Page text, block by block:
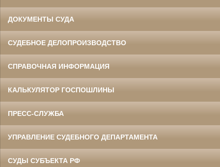
ДОКУМЕНТЫ СУДА
СУДЕБНОЕ ДЕЛОПРОИЗВОДСТВО
СПРАВОЧНАЯ ИНФОРМАЦИЯ
КАЛЬКУЛЯТОР ГОСПОШЛИНЫ
ПРЕСС-СЛУЖБА
УПРАВЛЕНИЕ СУДЕБНОГО ДЕПАРТАМЕНТА
СУДЫ СУБЪЕКТА РФ